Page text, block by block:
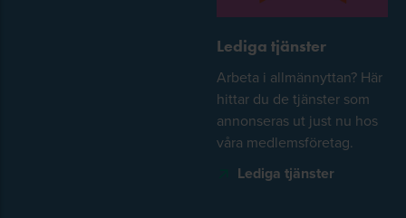
Lediga tjänster
Arbeta i allmännyttan? Här
hittar du de tjänster som
annonseras ut just nu hos
våra medlemsföretag.
Lediga tjänster